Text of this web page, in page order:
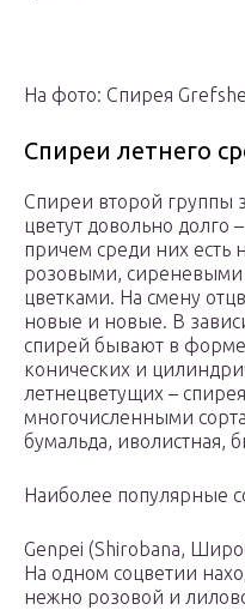
На фото: Спирея
Спиреи летнего
Спиреи второй группы
цветут довольно долго
причем среди них есть
розовыми,
цветками. На смену
новые и новые. В
спирей бывают в
конических и
летнецветущих –
многочисленными
бумальда, иволистная,
Наиболее популярные
Genpei (Shirobana,
На одном соцветии
нежно розовой и